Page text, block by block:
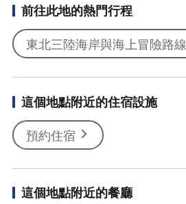
前往此地的熱門行程
東北三陸海岸與海上冒險路線
這個地點附近的住宿設施
預約住宿
這個地點附近的餐廳